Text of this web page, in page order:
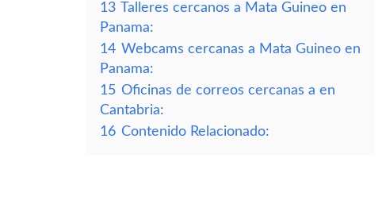
13 Talleres cercanos a Mata Guineo en
Panama:
14 Webcams cercanas a Mata Guineo en
Panama:
15 Oficinas de correos cercanas a en
Cantabria:
16 Contenido Relacionado: